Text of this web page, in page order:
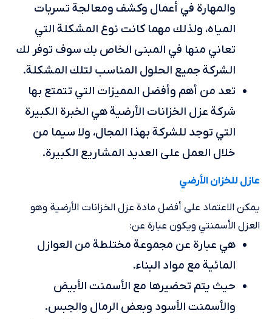
والمهارة في أعمال وكشف ومعالجة تسربات
المياه، ولذلك مهما كانت نوع المشكلة التي
تعاني منها في المبنى الخاص بك سوف توفر لك
الشركة جميع الحلول المناسب لتلك المشكلة.
تعد من أهم وأفضل المميزات التي تتمتع بها
شركة عزل الخزانات الأرضية هي الخبرة الكبيرة
التي توجد للشركة بهذا المجال، ولا سيما من
خلال العمل على العديد المشاريع الكبيرة.
عازل للخزان الأرضي
يمكن الاعتماد على أفضل مادة عزل الخزانات الأرضية وهو
العزل الأسمنتي ويكون عبارة عن:
هي عبارة عن مجموعة مختلطة من العوازل
المائية مع مواد البناء.
حيث يتم تحضيرها مع الأسمنت الأبيض
والأسمنت الأسود وبعض الرمال والجبس.